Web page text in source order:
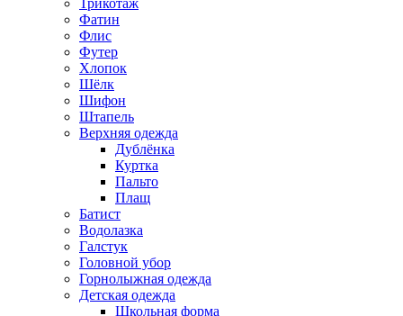
Фатин
Флис
Футер
Хлопок
Шёлк
Шифон
Штапель
Верхняя одежда
Дублёнка
Куртка
Пальто
Плащ
Батист
Водолазка
Галстук
Головной убор
Горнолыжная одежда
Детская одежда
Школьная форма